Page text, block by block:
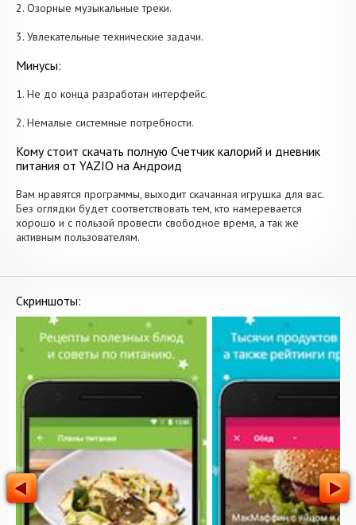
2. Озорные музыкальные треки.
3. Увлекательные технические задачи.
Минусы:
1. Не до конца разработан интерфейс.
2. Немалые системные потребности.
Кому стоит скачать полную Счетчик калорий и дневник
питания от YAZIO на Андроид
Вам нравятся программы, выходит скачанная игрушка для вас.
Без оглядки будет соответствовать тем, кто намеревается
хорошо и с пользой провести свободное время, а так же
активным пользователям.
Скриншоты: